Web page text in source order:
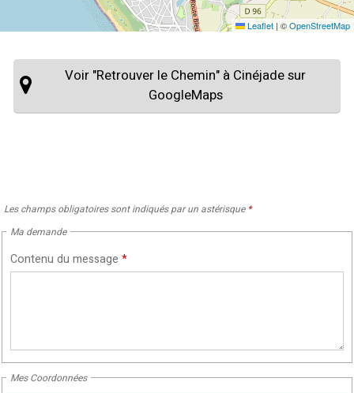
Leaflet | ©OpenStreetMap
Voir "Retrouver le Chemin" à Cinéjade sur
GoogleMaps
Les champs obligatoires sont indiqués par un astérisque *
Ma demande
Contenu du message *
Mes Coordonnées